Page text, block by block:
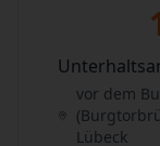
vor dem
Lübeck